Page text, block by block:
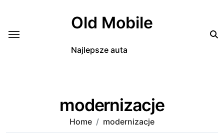
Old Mobile
Najlepsze auta
modernizacje
Home modernizacje